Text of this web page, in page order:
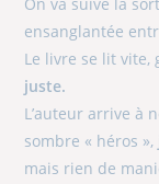
ensanglantée
Le livre se lit vite,
juste.
L’auteur arrive à
sombre « héros »,
mais rien de